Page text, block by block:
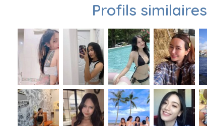
Profils similaires